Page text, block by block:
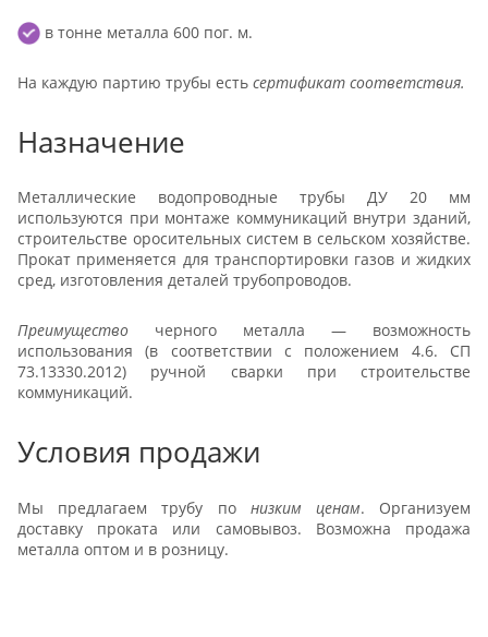
в тонне металла 600 пог. м.
На каждую партию трубы есть сертификат соответствия.
Назначение
Металлические водопроводные трубы ДУ 20 мм
используются при монтаже коммуникаций внутри зданий,
строительстве оросительных систем в сельском хозяйстве.
Прокат применяется для транспортировки газов и жидких
сред, изготовления деталей трубопроводов.
Преимущество черного металла — возможность
использования (в соответствии с положением 4.6. СП
73.13330.2012) ручной сварки при строительстве
коммуникаций.
Условия продажи
Мы предлагаем трубу по низким ценам. Организуем
доставку проката или самовывоз. Возможна продажа
металла оптом и в розницу.